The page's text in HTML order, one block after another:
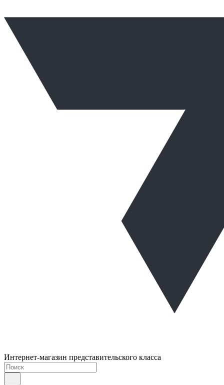
Интернет-магазин представительского класса